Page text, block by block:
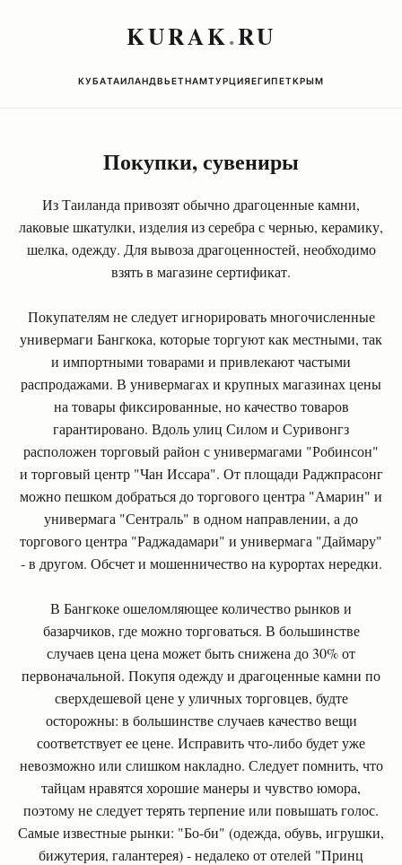
KURAK.RU
КУБАТАИЛАНДВЬЕТНАМТУРЦИЯЕГИПЕТКРЫМ
Покупки, сувениры
Из Таиланда привозят обычно драгоценные камни,
лаковые шкатулки, изделия из серебра с чернью, керамику,
шелка, одежду. Для вывоза драгоценностей, необходимо
взять в магазине сертификат.
Покупателям не следует игнорировать многочисленные
универмаги Бангкока, которые торгуют как местными, так
и импортными товарами и привлекают частыми
распродажами. В универмагах и крупных магазинах цены
на товары фиксированные, но качество товаров
гарантировано. Вдоль улиц Силом и Суривонгз
расположен торговый район с универмагами "Робинсон"
и торговый центр "Чан Иссара". От площади Раджпрасонг
можно пешком добраться до торгового центра "Амарин" и
универмага "Сентраль" в одном направлении, а до
торгового центра "Раджадамари" и универмага "Даймару"
- в другом. Обсчет и мошенничество на курортах нередки.
В Бангкоке ошеломляющее количество рынков и
базарчиков, где можно торговаться. В большинстве
случаев цена цена может быть снижена до 30% от
первоначальной. Покупя одежду и драгоценные камни по
сверхдешевой цене у уличных торговцев, будте
осторожны: в большинстве случаев качество вещи
соответствует ее цене. Исправить что-либо будет уже
невозможно или слишком накладно. Следует помнить, что
тайцам нравятся хорошие манеры и чувство юмора,
поэтому не следует терять терпение или повышать голос.
Самые известные рынки: "Бо-би" (одежда, обувь, игрушки,
бижутерия, галантерея) - недалеко от отелей "Принц